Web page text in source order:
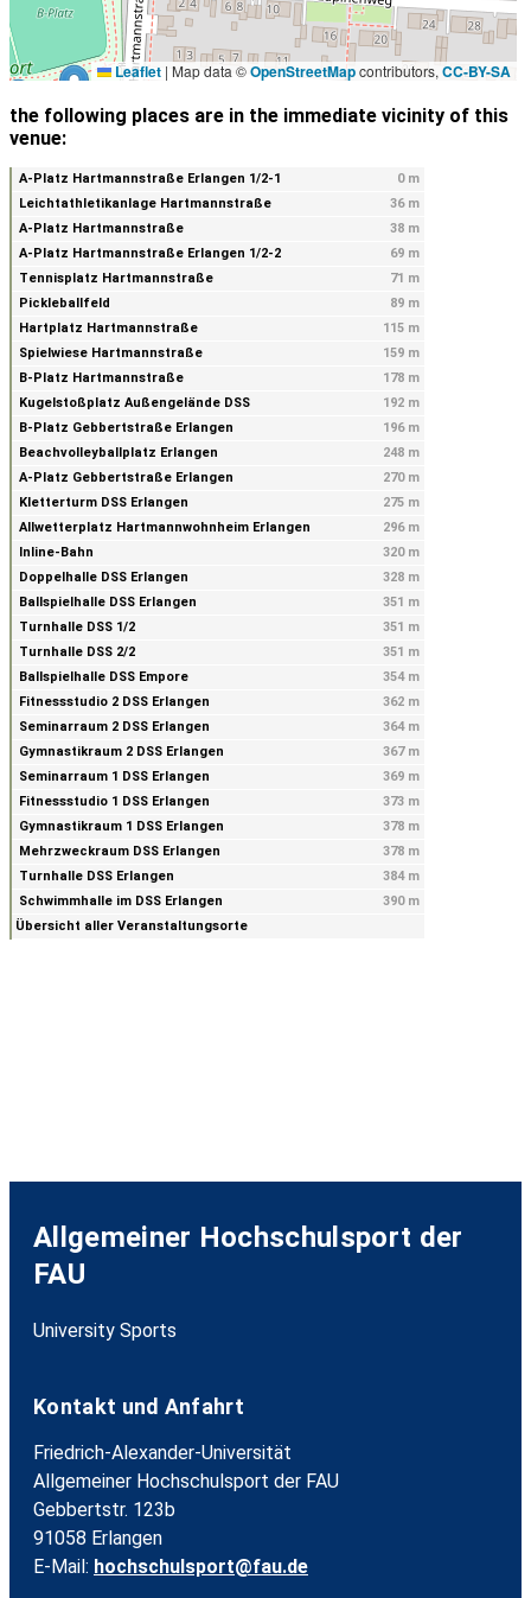
Leaflet | Map data ©OpenStreetMapcontributors, CC-BY-SA
the following places are in the immediate vicinity of this
venue:
A-Platz Hartmannstraße Erlangen 1/2-1
0 m
Leichtathletikanlage Hartmannstraße
36 m
A-Platz Hartmannstraße
38 m
A-Platz Hartmannstraße Erlangen 1/2-2
69 m
Tennisplatz Hartmannstraße
71 m
Pickleballfeld
89 m
Hartplatz Hartmannstraße
115 m
Spielwiese Hartmannstraße
159 m
B-Platz Hartmannstraße
178 m
Kugelstoßplatz Außengelände DSS
192 m
B-Platz Gebbertstraße Erlangen
196 m
Beachvolleyballplatz Erlangen
248 m
A-Platz Gebbertstraße Erlangen
270 m
Kletterturm DSS Erlangen
275 m
Allwetterplatz Hartmannwohnheim Erlangen
296 m
Inline-Bahn
320 m
Doppelhalle DSS Erlangen
328 m
Ballspielhalle DSS Erlangen
351 m
Turnhalle DSS 1/2
351 m
Turnhalle DSS 2/2
351 m
Ballspielhalle DSS Empore
354 m
Fitnessstudio 2 DSS Erlangen
362 m
Seminarraum 2 DSS Erlangen
364 m
Gymnastikraum 2 DSS Erlangen
367 m
Seminarraum 1 DSS Erlangen
369 m
Fitnessstudio 1 DSS Erlangen
373 m
Gymnastikraum 1 DSS Erlangen
378 m
Mehrzweckraum DSS Erlangen
378 m
Turnhalle DSS Erlangen
384 m
Schwimmhalle im DSS Erlangen
390 m
Übersicht aller Veranstaltungsorte
Allgemeiner Hochschulsport der
FAU
University Sports
Kontakt und Anfahrt
Friedrich-Alexander-Universität
Allgemeiner Hochschulsport der FAU
Gebbertstr. 123b
91058 Erlangen
E-Mail: hochschulsport@fau.de